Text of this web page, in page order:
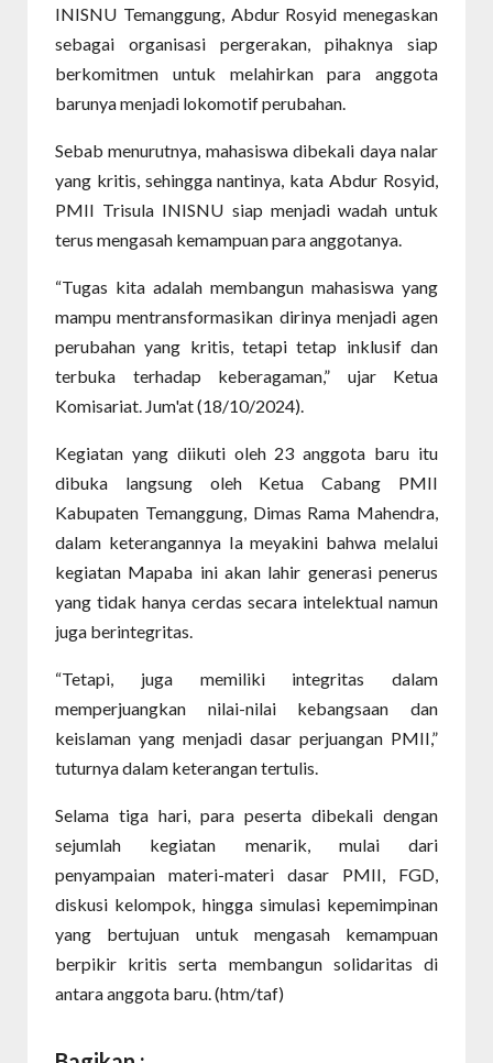
INISNU Temanggung, Abdur Rosyid menegaskan
sebagai organisasi pergerakan, pihaknya siap
berkomitmen untuk melahirkan para anggota
barunya menjadi lokomotif perubahan.
Sebab menurutnya, mahasiswa dibekali daya nalar
yang kritis, sehingga nantinya, kata Abdur Rosyid,
PMII Trisula INISNU siap menjadi wadah untuk
terus mengasah kemampuan para anggotanya.
“Tugas kita adalah membangun mahasiswa yang
mampu mentransformasikan dirinya menjadi agen
perubahan yang kritis, tetapi tetap inklusif dan
terbuka terhadap keberagaman,” ujar Ketua
Komisariat. Jum'at (18/10/2024).
Kegiatan yang diikuti oleh 23 anggota baru itu
dibuka langsung oleh Ketua Cabang PMII
Kabupaten Temanggung, Dimas Rama Mahendra,
dalam keterangannya Ia meyakini bahwa melalui
kegiatan Mapaba ini akan lahir generasi penerus
yang tidak hanya cerdas secara intelektual namun
juga berintegritas.
“Tetapi, juga memiliki integritas dalam
memperjuangkan nilai-nilai kebangsaan dan
keislaman yang menjadi dasar perjuangan PMII,”
tuturnya dalam keterangan tertulis.
Selama tiga hari, para peserta dibekali dengan
sejumlah kegiatan menarik, mulai dari
penyampaian materi-materi dasar PMII, FGD,
diskusi kelompok, hingga simulasi kepemimpinan
yang bertujuan untuk mengasah kemampuan
berpikir kritis serta membangun solidaritas di
antara anggota baru. (htm/taf)